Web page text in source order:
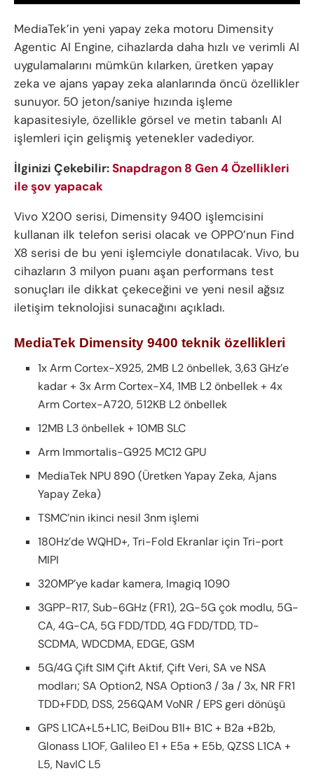
MediaTek’in yeni yapay zeka motoru Dimensity
Agentic AI Engine, cihazlarda daha hızlı ve verimli AI
uygulamalarını mümkün kılarken, üretken yapay
zeka ve ajans yapay zeka alanlarında öncü özellikler
sunuyor. 50 jeton/saniye hızında işleme
kapasitesiyle, özellikle görsel ve metin tabanlı AI
işlemleri için gelişmiş yetenekler vadediyor.
İlginizi Çekebilir:Snapdragon 8 Gen 4 Özellikleri
ile şov yapacak
Vivo X200 serisi, Dimensity 9400 işlemcisini
kullanan ilk telefon serisi olacak ve OPPO’nun Find
X8 serisi de bu yeni işlemciyle donatılacak. Vivo, bu
cihazların 3 milyon puanı aşan performans test
sonuçları ile dikkat çekeceğini ve yeni nesil ağsız
iletişim teknolojisi sunacağını açıkladı.
MediaTek Dimensity 9400 teknik özellikleri
1x Arm Cortex-X925, 2MB L2 önbellek, 3,63 GHz’e
kadar + 3x Arm Cortex-X4, 1MB L2 önbellek + 4x
Arm Cortex-A720, 512KB L2 önbellek
12MB L3 önbellek + 10MB SLC
Arm Immortalis-G925 MC12 GPU
MediaTek NPU 890 (Üretken Yapay Zeka, Ajans
Yapay Zeka)
TSMC’nin ikinci nesil 3nm işlemi
180Hz’de WQHD+, Tri-Fold Ekranlar için Tri-port
MIPI
320MP’ye kadar kamera, Imagiq 1090
3GPP-R17, Sub-6GHz (FR1), 2G-5G çok modlu, 5G-
CA, 4G-CA, 5G FDD/TDD, 4G FDD/TDD, TD-
SCDMA, WDCDMA, EDGE, GSM
5G/4G Çift SIM Çift Aktif, Çift Veri, SA ve NSA
modları; SA Option2, NSA Option3 / 3a / 3x, NR FR1
TDD+FDD, DSS, 256QAM VoNR / EPS geri dönüşü
GPS L1CA+L5+L1C, BeiDou B1I+ B1C + B2a +B2b,
Glonass L1OF, Galileo E1 + E5a + E5b, QZSS L1CA +
L5, NavIC L5